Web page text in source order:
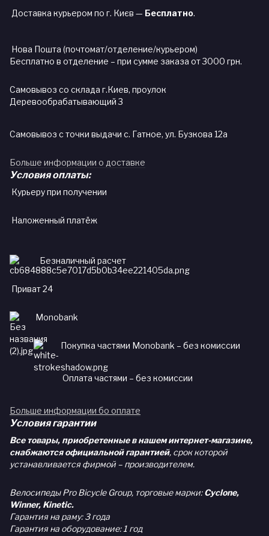
Доставка курьером по г. Києв — Бесплатно.
Нова Пошта (почтомат/отделение/курьером)
Бесплатно в отделение – при сумме заказа от 3000 грн.
Самовывоз со склада г.Киев, проулок
Деревообрабатывающий 3
Самовывоз с точки выдачи с. Гатное, ул. Бузкова 12а
Больше информации о доставке
Условия оплаты:
Курьеру при получении
Наложенный платёж
Безналичный расчет
Приват 24
Monobank
Покупка частями Monobank – без комиссии
Оплата частями – без комиссии
Больше информации бо оплате
Условия гарантии
Все товары, приобретенные в нашем интернет-магазине,
снабжаются официальной гарантией, срок которой
устанавливается фирмой – производителем.
Велосипеды Pro Bicycle Group, торговые марки:Cyclone,
Winner, Kinetic.
Гарантия на раму: 3 года
Гарантия на оборудование: 1 год